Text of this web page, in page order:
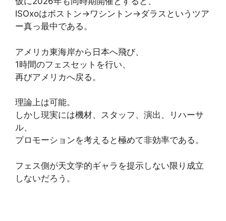
ISOxoはボストン→ワシントン→ダラスというツア
ー真っ最中である。
アメリカ東海岸から日本へ飛び、
1時間のフェスセットを行い、
再びアメリカへ戻る。
理論上は可能。
しかし現実には機材、スタッフ、演出、リハーサ
ル、
プロモーションを考えると極めて非効率である。
フェス側が天文学的ギャラを提示しない限り成立
しないだろう。